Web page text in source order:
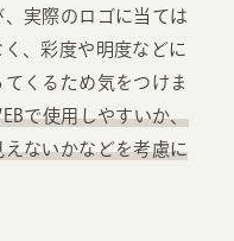
実際のロゴに当ては
、彩度や明度などに
くるため気をつけま
で使用しやすいか、
ないかなどを考慮に